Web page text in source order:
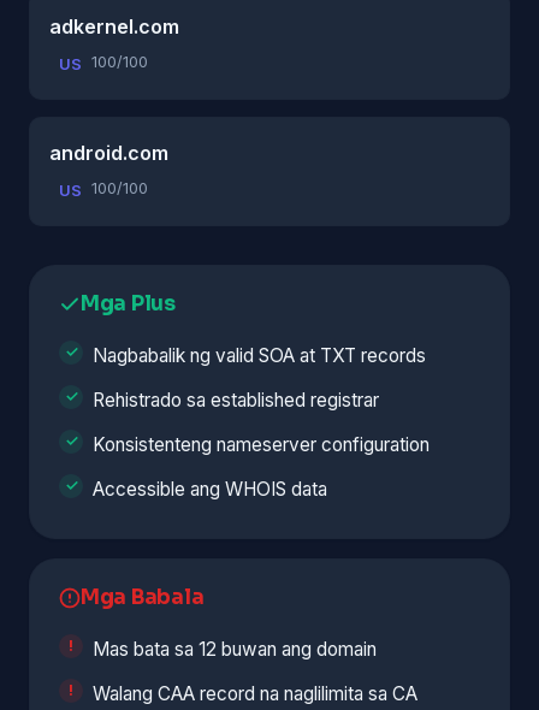
adkernel.com
US 100/100
android.com
US 100/100
Mga Plus
Nagbabalik ng valid SOA at TXT records
Rehistrado sa established registrar
Konsistenteng nameserver configuration
Accessible ang WHOIS data
Mga Babala
Mas bata sa 12 buwan ang domain
Walang CAA record na naglilimita sa CA